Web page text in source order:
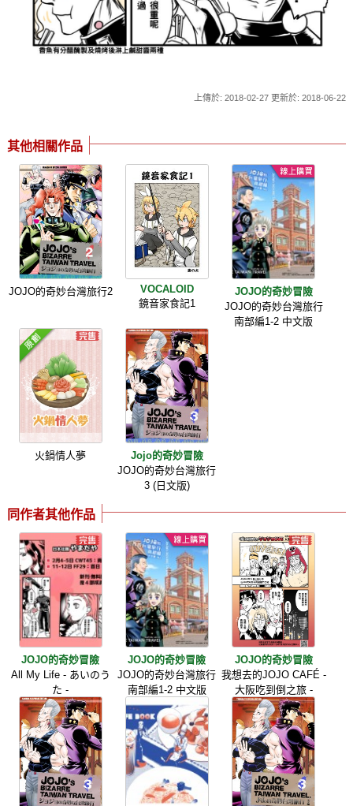
上傳於: 2018-02-27 更新於: 2018-06-22
其他相關作品
JOJO的奇妙台灣旅行2
VOCALOID
鏡音家食記1
JOJO的奇妙冒險
JOJO的奇妙台灣旅行
南部編1-2 中文版
火鍋情人夢
Jojo的奇妙冒險
JOJO的奇妙台灣旅行
3 (日文版)
同作者其他作品
JOJO的奇妙冒險
All My Life - あいのう
た -
JOJO的奇妙冒險
JOJO的奇妙台灣旅行
南部編1-2 中文版
JOJO的奇妙冒險
我想去的JOJO CAFÉ -
大阪吃到倒之旅 -